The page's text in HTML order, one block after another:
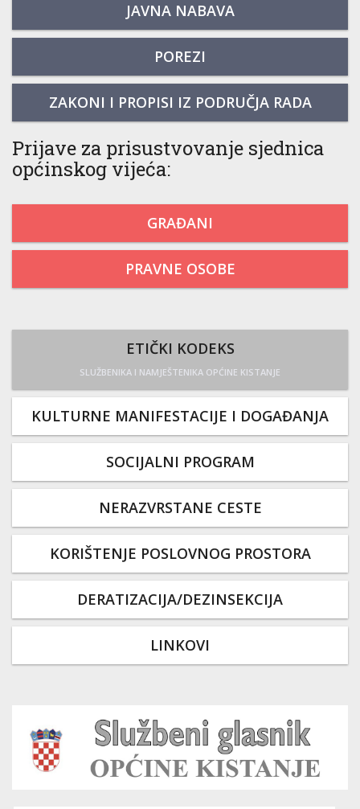
JAVNA NABAVA
POREZI
ZAKONI I PROPISI IZ PODRUČJA RADA
Prijave za prisustvovanje sjednica
općinskog vijeća:
GRAĐANI
PRAVNE OSOBE
ETIČKI KODEKS
SLUŽBENIKA I NAMJEŠTENIKA OPĆINE KISTANJE
KULTURNE MANIFESTACIJE I DOGAĐANJA
SOCIJALNI PROGRAM
NERAZVRSTANE CESTE
KORIŠTENJE POSLOVNOG PROSTORA
DERATIZACIJA/DEZINSEKCIJA
LINKOVI